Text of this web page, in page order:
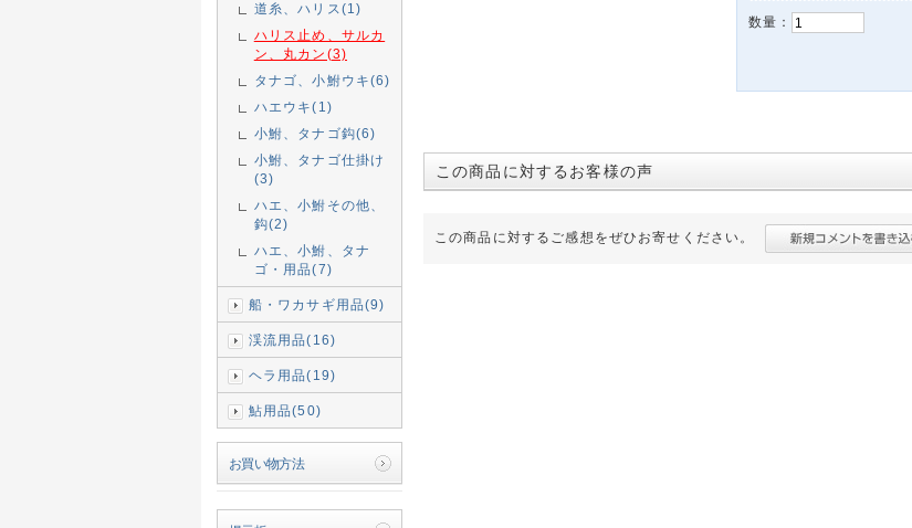
道糸、ハリス(1)
ハリス止め、サルカ
ン、丸カン(3)
タナゴ、小鮒ウキ(6)
ハエウキ(1)
小鮒、タナゴ鈎(6)
小鮒、タナゴ仕掛け
(3)
ハエ、小鮒その他、
鈎(2)
ハエ、小鮒、タナ
ゴ・用品(7)
船・ワカサギ用品(9)
渓流用品(16)
ヘラ用品(19)
鮎用品(50)
お買い物方法
数量：
この商品に対するお客様の声
この商品に対するご感想をぜひお寄せください。